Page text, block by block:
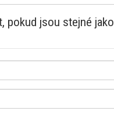
pokud jsou stejné jako